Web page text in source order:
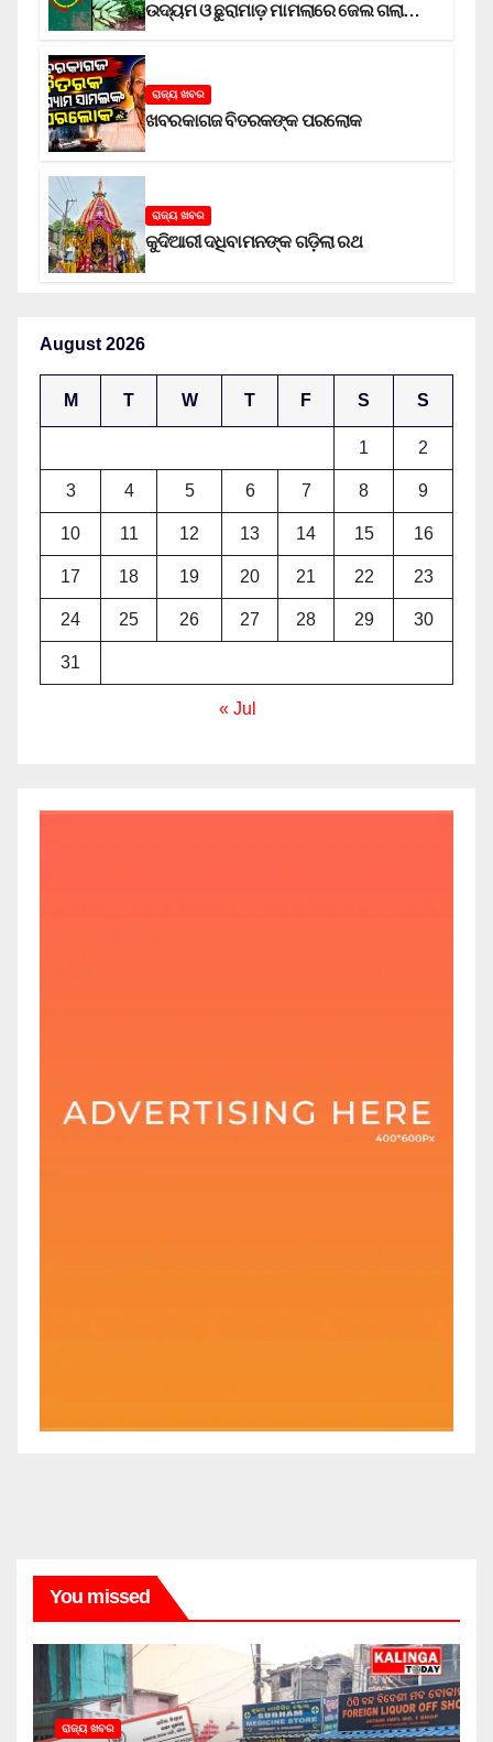
ଉଦ୍ୟମ ଓ ଛୁରାମାଡ଼ ମାମଲାରେ ଜେଲ ଗଲା
ରାଜ୍ୟ ଖବର
ଖବରକାଗଜ ବିତରକଙ୍କ ପରଲୋକ
ରାଜ୍ୟ ଖବର
କୁଦିଆରୀ ଦଧିବାମନଙ୍କ ଗଡ଼ିଲା ରଥ
August 2026
M T W T F S S
1 2
3 4 5 6 7 8 9
10 11 12 13 14 15 16
17 18 19 20 21 22 23
24 25 26 27 28 29 30
31
« Jul
You missed
ରାଜ୍ୟ ଖବର